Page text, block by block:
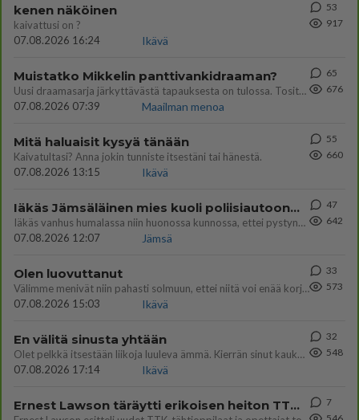
kenen näköinen
kaivattusi on ?
07.08.2026 16:24
Ikävä
53
917
Muistatko Mikkelin panttivankidraaman?
Uusi draamasarja järkyttävästä tapauksesta on tulossa. Tositapahtumiin perustuva sarja ammentaa vuoden 1986 Mikkelin pan
07.08.2026 07:39
Maailman menoa
65
676
Mitä haluaisit kysyä tänään
Kaivatultasi? Anna jokin tunniste itsestäni tai hänestä.
07.08.2026 13:15
Ikävä
55
660
Iäkäs Jämsäläinen mies kuoli poliisiautoon matkalla Jyväskylän putkaan
Iäkäs vanhus humalassa niin huonossa kunnossa, ettei pystynyt huolehtimaan itsestään niin ainoa apu sillä hetkellä oli
07.08.2026 12:07
Jämsä
47
642
Olen luovuttanut
Välimme menivät niin pahasti solmuun, ettei niitä voi enää korjata. On aika jatkaa elämässä eteenpäin. Toivon sulle kaik
07.08.2026 15:03
Ikävä
33
573
En välitä sinusta yhtään
Olet pelkkä itsestään liikoja luuleva ämmä. Kierrän sinut kaukaa nyt ja aina. Olit mulle pelkkä lelu vaan.
07.08.2026 17:14
Ikävä
32
548
Ernest Lawson täräytti erikoisen heiton TTK-lehdistötilaisuudessa: " Onko tässä tarkoituksena...?"
7